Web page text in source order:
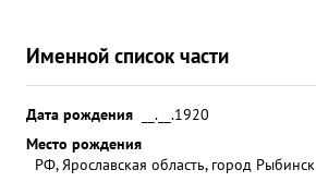
Именной список части
Дата рождения
__.__.1920
Место рождения
РФ, Ярославская область, город Рыбинск